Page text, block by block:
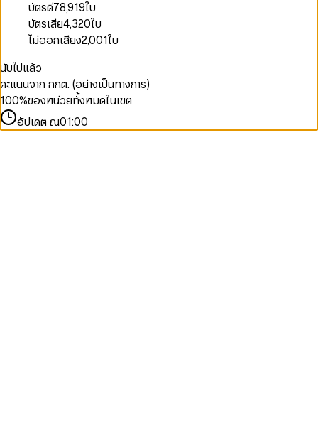
บัตรดี78,919ใบ
บัตรเสีย4,320ใบ
ไม่ออกเสียง2,001ใบ
นับไปแล้ว
คะแนนจาก กกต. (อย่างเป็นทางการ)
100%ของหน่วยทั้งหมดในเขต
อัปเดต ณ01:00